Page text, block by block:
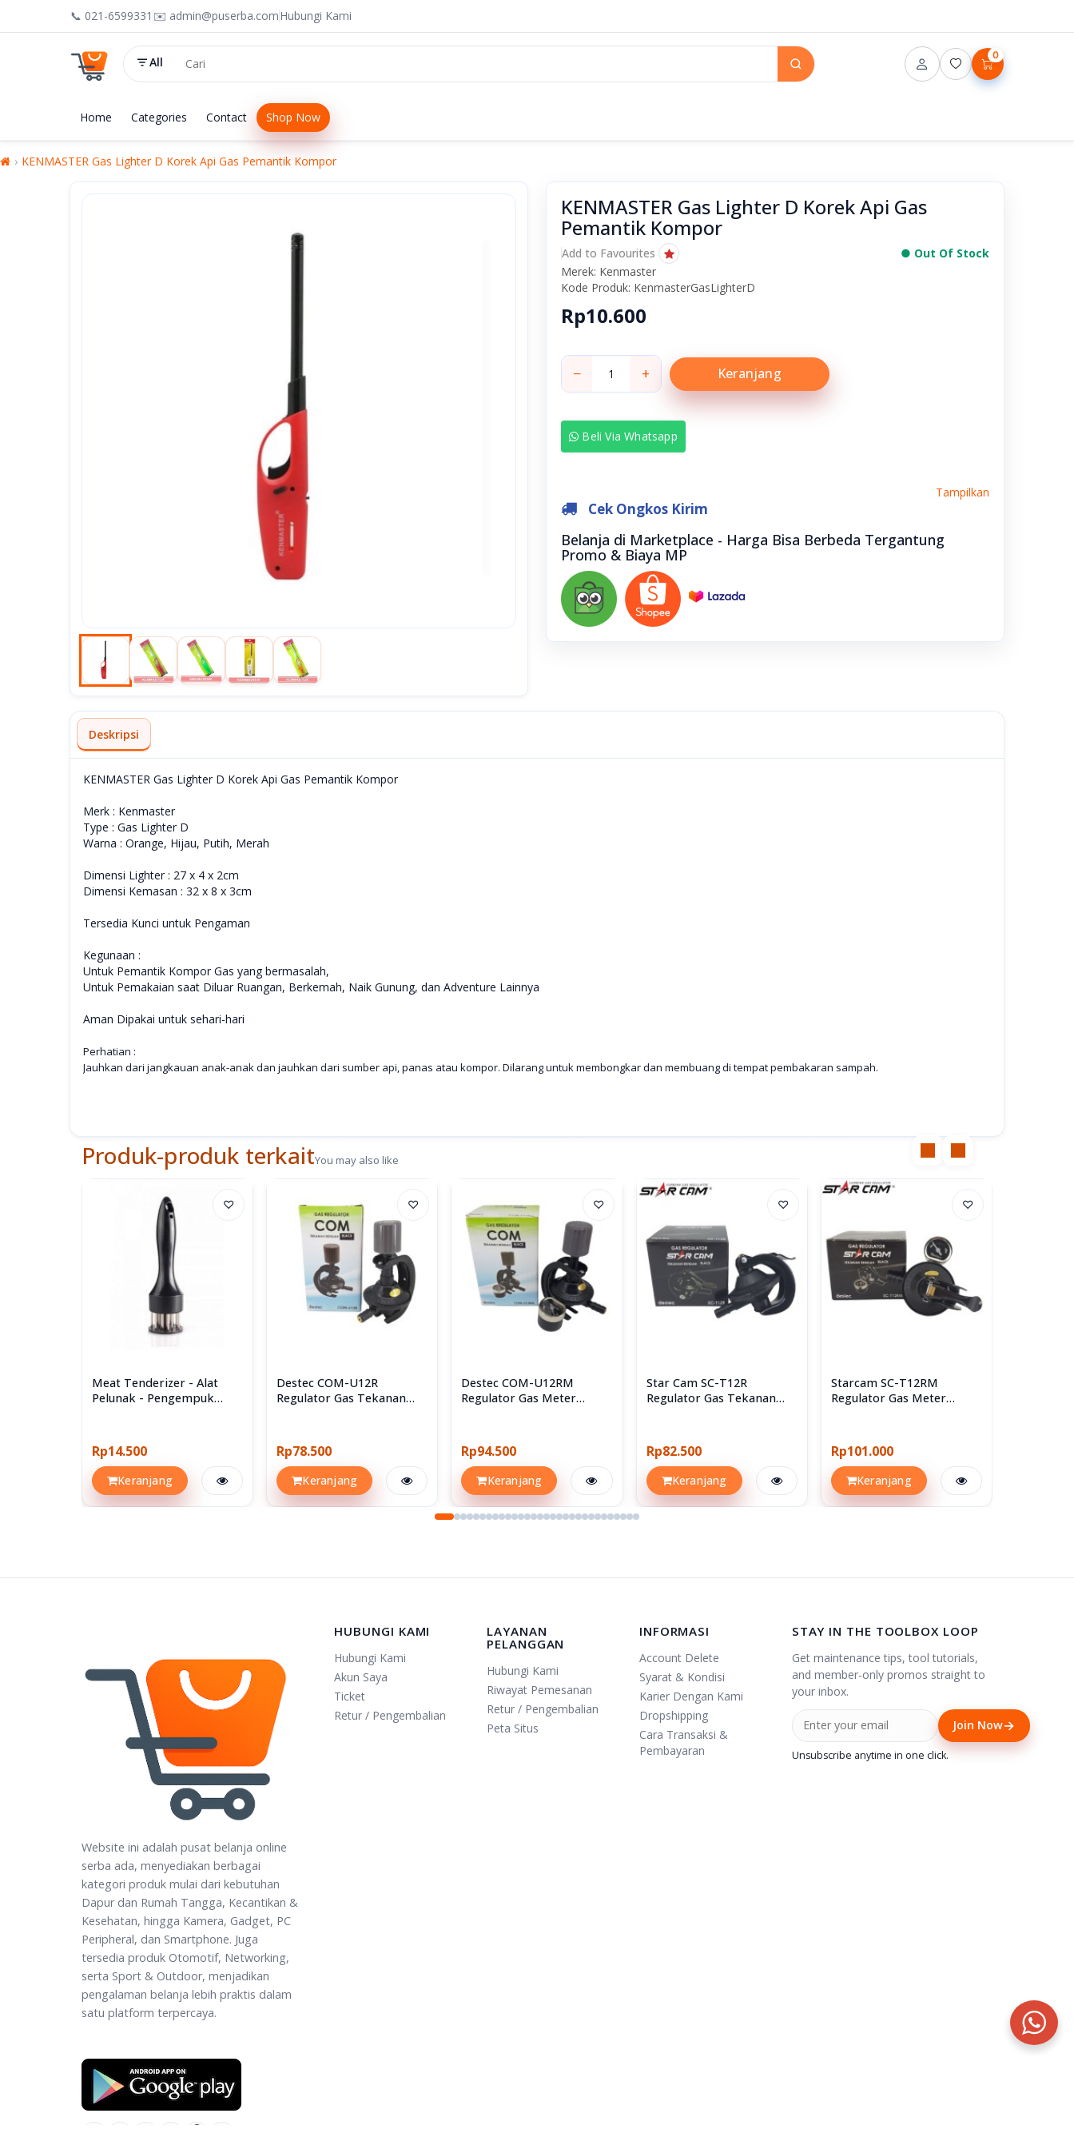
📞 021-6599331 ✉️ admin@puserba.comHubungi Kami
All 0
Home Categories Contact Shop Now
KENMASTER Gas Lighter D Korek Api Gas Pemantik Kompor
KENMASTER Gas Lighter D Korek Api Gas
Pemantik Kompor
Add to Favourites
● Out Of Stock
Merek: Kenmaster
Kode Produk: KenmasterGasLighterD
Rp10.600
− + Keranjang
Beli Via Whatsapp
Cek Ongkos Kirim
Tampilkan
Belanja di Marketplace - Harga Bisa Berbeda Tergantung
Promo & Biaya MP
Deskripsi
KENMASTER Gas Lighter D Korek Api Gas Pemantik Kompor
Merk : Kenmaster
Type : Gas Lighter D
Warna : Orange, Hijau, Putih, Merah
Dimensi Lighter : 27 x 4 x 2cm
Dimensi Kemasan : 32 x 8 x 3cm
Tersedia Kunci untuk Pengaman
Kegunaan :
Untuk Pemantik Kompor Gas yang bermasalah,
Untuk Pemakaian saat Diluar Ruangan, Berkemah, Naik Gunung, dan Adventure Lainnya
Aman Dipakai untuk sehari-hari
Perhatian :
Jauhkan dari jangkauan anak-anak dan jauhkan dari sumber api, panas atau kompor. Dilarang untuk membongkar dan membuang di tempat pembakaran sampah.
Produk-produk terkaitYou may also like
♡
Meat Tenderizer - Alat
Pelunak - Pengempuk
Rp14.500
Keranjang
♡
Destec COM-U12R
Regulator Gas Tekanan
Rp78.500
Keranjang
♡
Destec COM-U12RM
Regulator Gas Meter
Rp94.500
Keranjang
♡
Star Cam SC-T12R
Regulator Gas Tekanan
Rp82.500
Keranjang
♡
Starcam SC-T12RM
Regulator Gas Meter
Rp101.000
Keranjang
Website ini adalah pusat belanja online
serba ada, menyediakan berbagai
kategori produk mulai dari kebutuhan
Dapur dan Rumah Tangga, Kecantikan &
Kesehatan, hingga Kamera, Gadget, PC
Peripheral, dan Smartphone. Juga
tersedia produk Otomotif, Networking,
serta Sport & Outdoor, menjadikan
pengalaman belanja lebih praktis dalam
satu platform terpercaya.
HUBUNGI KAMI
Hubungi Kami
Akun Saya
Ticket
Retur / Pengembalian
LAYANAN
PELANGGAN
Hubungi Kami
Riwayat Pemesanan
Retur / Pengembalian
Peta Situs
INFORMASI
Account Delete
Syarat & Kondisi
Karier Dengan Kami
Dropshipping
Cara Transaksi &
Pembayaran
STAY IN THE TOOLBOX LOOP
Get maintenance tips, tool tutorials,
and member-only promos straight to
your inbox.
Join Now→
Unsubscribe anytime in one click.